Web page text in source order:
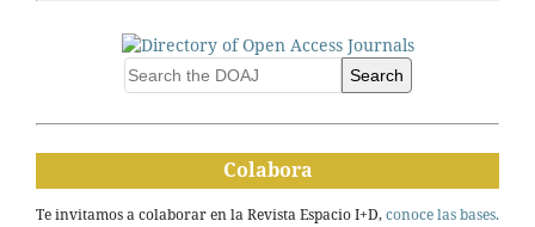
Search
Colabora
Te invitamos a colaborar en la Revista Espacio I+D,conoce las bases.